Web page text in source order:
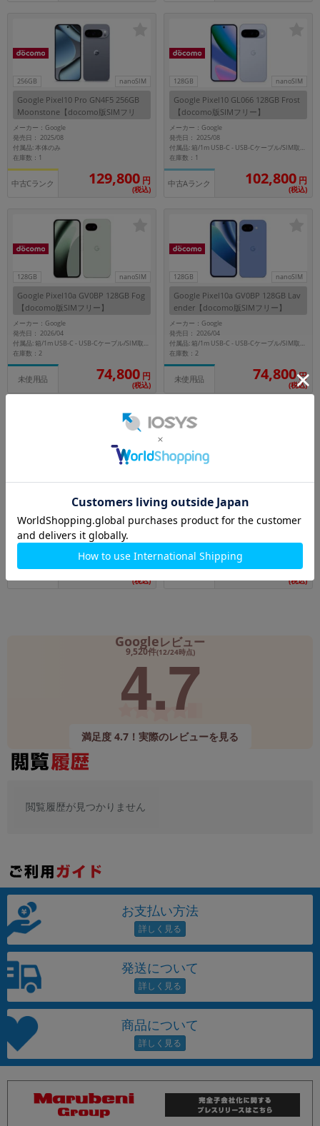
256GB nanoSIM
Google Pixel10 Pro GN4F5 256GB
Moonstone【docomo版SIMフリ
ー】
メーカー：Google
発売日： 2025/08
付属品: 本体のみ
在庫数：1
中古Cランク 129,800 円
(税込)
128GB nanoSIM
Google Pixel10 GL066 128GB Frost
【docomo版SIMフリー】
メーカー：Google
発売日： 2025/08
付属品: 箱/1m USB-C - USB-Cケーブル/SIM取り出しツール/マニュアル
在庫数：1
中古Aランク 102,800 円
(税込)
128GB nanoSIM
Google Pixel10a GV0BP 128GB Fog
【docomo版SIMフリー】
メーカー：Google
発売日： 2026/04
付属品: 箱/1m USB-C - USB-Cケーブル/SIM取り出しツール
在庫数：2
未使用品 74,800 円
(税込)
128GB nanoSIM
Google Pixel10a GV0BP 128GB Lav
ender【docomo版SIMフリー】
メーカー：Google
発売日： 2026/04
付属品: 箱/1m USB-C - USB-Cケーブル/SIM取り出しツール
在庫数：2
未使用品 74,800円
(税込)
ngrass【docomo版SIMフリー】
メーカー：Google
102,800円
(税込)
Pixel10a GV0BP 256GB Fog【doco
mo版SIMフリー】
メーカー：Google
発売日： 2026/04
84,800円
(税込)
Googleレビュー
9,520件(12/24時点)
4.7
満足度 4.7！実際のレビューを見る
閲覧履歴が見つかりません
お支払い方法
発送について
商品について
各項目のチェックボックスは「or検索」となります。
ただし機能別のみ「and検索」となります。